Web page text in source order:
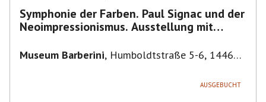
Symphonie der Farben. Paul Signac und der
Neoimpressionismus. Ausstellung mit
Museum Barberini, Humboldtstraße 5-6, 14467
AUSGEBUCHT